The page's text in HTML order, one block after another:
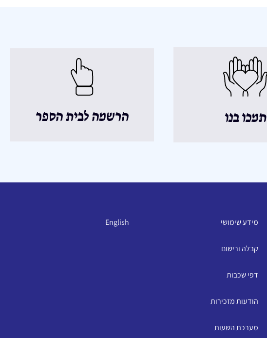
תמכו בנו הרשמה לבית הספר
מידע שימושי
קבלה ורישום
דפי שכבות
הודעות מזכירות
מערכת השעות
English